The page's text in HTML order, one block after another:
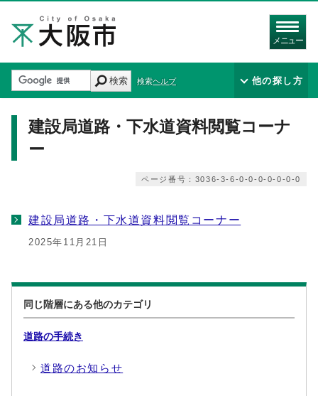
メニュー
検索 検索ヘルプ 他の探し方
建設局道路・下水道資料閲覧コーナ
ー
ページ番号：3036-3-6-0-0-0-0-0-0-0
建設局道路・下水道資料閲覧コーナー
2025年11月21日
同じ階層にある他のカテゴリ
道路の手続き
道路のお知らせ